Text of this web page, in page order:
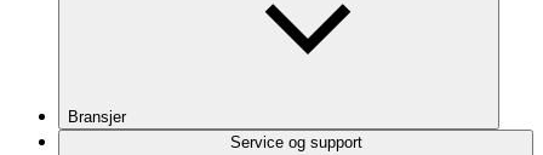
Bransjer
Service og support